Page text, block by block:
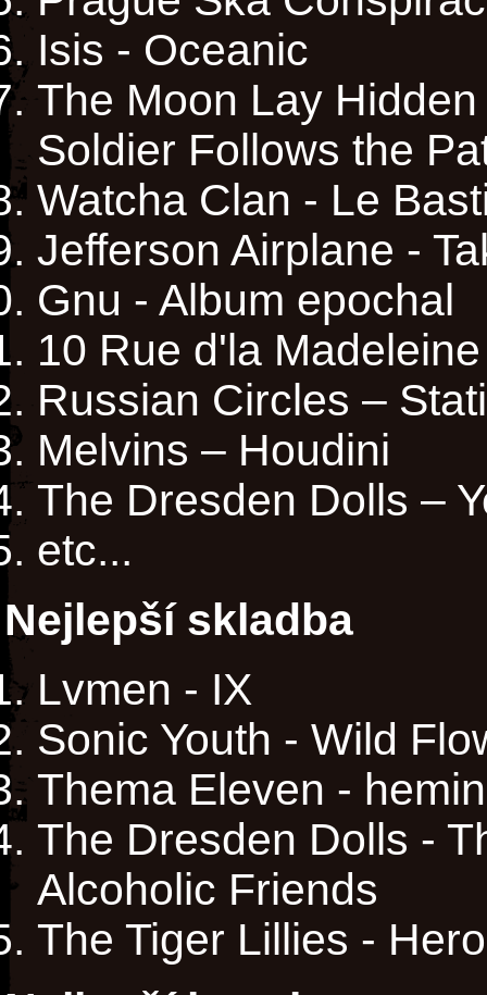
Isis - Oceanic
The Moon Lay
Soldier Follows the
Watcha Clan - Le
Jefferson Airplane -
Gnu - Album epochal
10 Rue d'la
Russian Circles –
Melvins – Houdini
The Dresden Dolls –
etc...
Nejlepší skladba
Lvmen - IX
Sonic Youth - Wild
Thema Eleven -
The Dresden Dolls -
Alcoholic Friends
The Tiger Lillies -